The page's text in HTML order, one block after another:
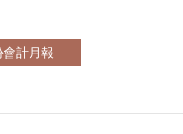
計月報